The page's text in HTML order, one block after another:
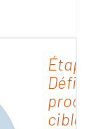
Étape
cibles